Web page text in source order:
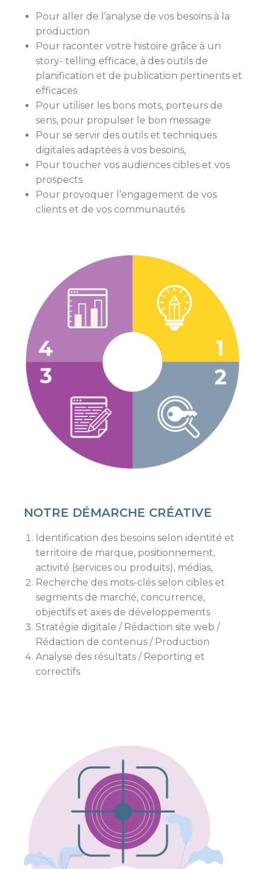
Pour aller de l’analyse de vos besoins à la
production
Pour raconter votre histoire grâce à un
story- telling efficace, à des outils de
planification et de publication pertinents et
efficaces
Pour utiliser les bons mots, porteurs de
sens, pour propulser le bon message
Pour se servir des outils et techniques
digitales adaptées à vos besoins,
Pour toucher vos audiences cibles et vos
prospects
Pour provoquer l’engagement de vos
clients et de vos communautés
NOTRE DÉMARCHE CRÉATIVE
Identification des besoins selon identité et
territoire de marque, positionnement,
activité (services ou produits), médias,
Recherche des mots-clés selon cibles et
segments de marché, concurrence,
objectifs et axes de développements
Stratégie digitale / Rédaction site web /
Rédaction de contenus / Production
Analyse des résultats / Reporting et
correctifs